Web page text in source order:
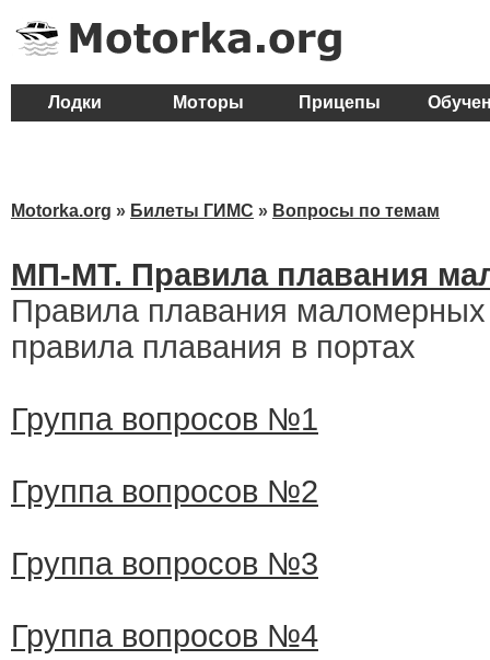
Лодки Моторы Прицепы
Motorka.org » Билеты ГИМС » Вопросы по темам
МП-MT. Правила плавания
Правила плавания
правила плавания в портах
Группа вопросов №1
Группа вопросов №2
Группа вопросов №3
Группа вопросов №4